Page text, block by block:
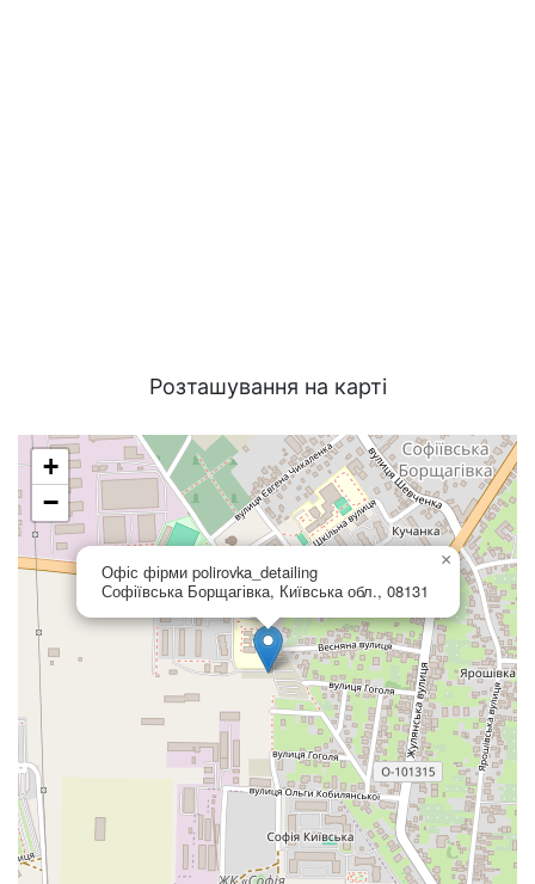
Розташування на карті
Офіс фірми polirovka_detailing
Софіївська Борщагівка, Київська обл., 08131
×
+
−